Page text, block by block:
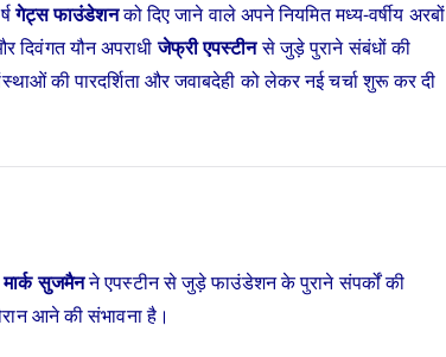
गेट्स फाउंडेशनको दिए जाने वाले अपने नियमित मध्य-वर्षीय अरबों
दिवंगत यौन अपराधीजेफ्री एपस्टीनसे जुड़े पुराने संबंधों की
की पारदर्शिता और जवाबदेही को लेकर नई चर्चा शुरू कर दी
मार्क सुजमैनने एपस्टीन से जुड़े फाउंडेशन के पुराने संपर्कों की
आने की संभावना है।